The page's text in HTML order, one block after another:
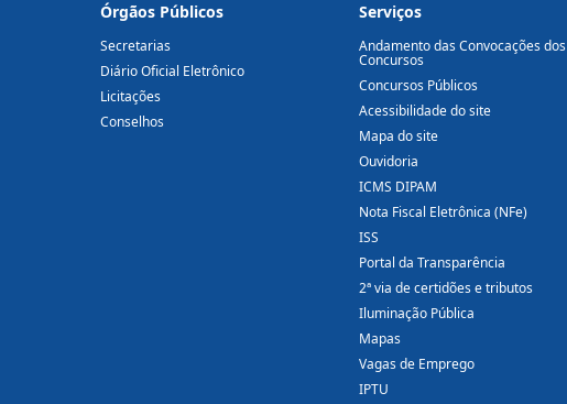
Órgãos Públicos
Secretarias
Diário Oficial Eletrônico
Licitações
Conselhos
Serviços
Andamento das Convocações dos
Concursos
Concursos Públicos
Acessibilidade do site
Mapa do site
Ouvidoria
ICMS DIPAM
Nota Fiscal Eletrônica (NFe)
ISS
Portal da Transparência
2ª via de certidões e tributos
Iluminação Pública
Mapas
Vagas de Emprego
IPTU